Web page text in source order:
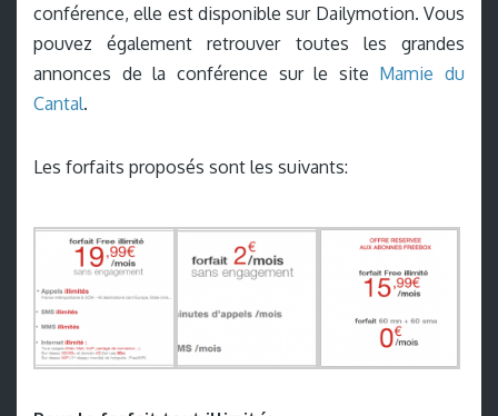
conférence, elle est disponible sur Dailymotion. Vous
pouvez également retrouver toutes les grandes
annonces de la conférence sur le site Mamie du
Cantal.
Les forfaits proposés sont les suivants: